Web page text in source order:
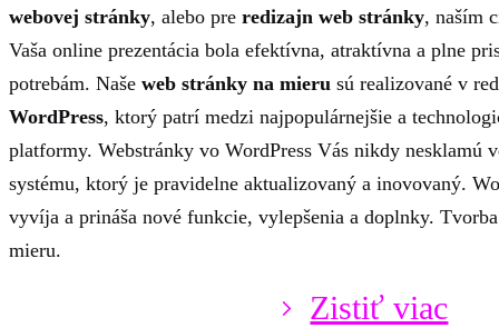
webovej stránky, alebo pre redizajn web stránky, naším
Vaša online prezentácia bola efektívna, atraktívna a plne
potrebám. Naše web stránky na mieru sú realizované v
WordPress, ktorý patrí medzi najpopulárnejšie a
platformy. Webstránky vo WordPress Vás nikdy nesklamú
systému, ktorý je pravidelne aktualizovaný a inovovaný.
vyvíja a prináša nové funkcie, vylepšenia a doplnky.
mieru.
Zistiť viac